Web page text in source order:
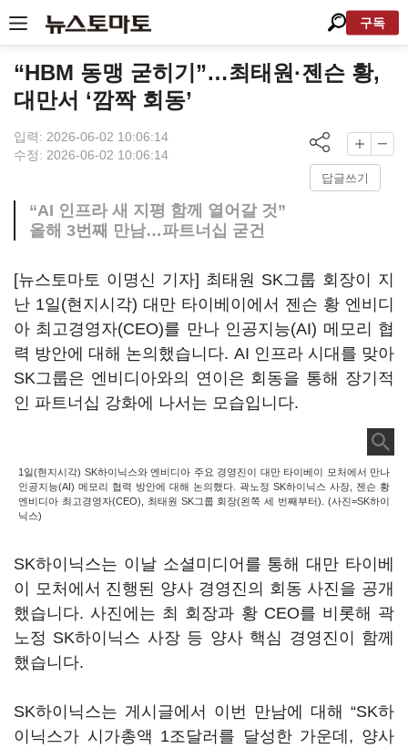
구독
“HBM 동맹 굳히기”…최태원·젠슨 황,
대만서 ‘깜짝 회동’
입력: 2026-06-02 10:06:14
수정: 2026-06-02 10:06:14
답글쓰기
“AI 인프라 새 지평 함께 열어갈 것”
올해 3번째 만남…파트너십 굳건
[뉴스토마토 이명신 기자] 최태원 SK그룹 회장이 지
난 1일(현지시각) 대만 타이베이에서 젠슨 황 엔비디
아 최고경영자(CEO)를 만나 인공지능(AI) 메모리 협
력 방안에 대해 논의했습니다. AI 인프라 시대를 맞아
SK그룹은 엔비디아와의 연이은 회동을 통해 장기적
인 파트너십 강화에 나서는 모습입니다.
1일(현지시각) SK하이닉스와 엔비디아 주요 경영진이 대만 타이베이 모처에서 만나
인공지능(AI) 메모리 협력 방안에 대해 논의했다. 곽노정 SK하이닉스 사장, 젠슨 황
엔비디아 최고경영자(CEO), 최태원 SK그룹 회장(왼쪽 세 번째부터). (사진=SK하이
닉스)
SK하이닉스는 이날 소셜미디어를 통해 대만 타이베
이 모처에서 진행된 양사 경영진의 회동 사진을 공개
했습니다. 사진에는 최 회장과 황 CEO를 비롯해 곽
노정 SK하이닉스 사장 등 양사 핵심 경영진이 함께
했습니다.
SK하이닉스는 게시글에서 이번 만남에 대해 “SK하
이닉스가 시가총액 1조달러를 달성한 가운데, 양사